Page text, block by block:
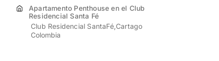
Apartamento Penthouse en el Club
Residencial Santa Fé
Club Residencial SantaFé Cartago
Colombia